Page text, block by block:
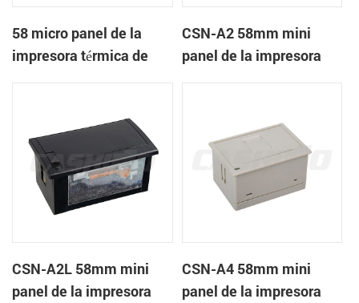
58 micro panel de la
impresora térmica de
CSN-A2 58mm mini
panel de la impresora
CSN-A2L 58mm mini
panel de la impresora
CSN-A4 58mm mini
panel de la impresora